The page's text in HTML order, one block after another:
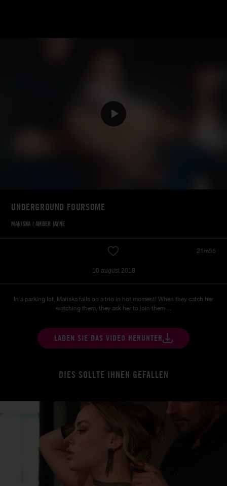
UNDERGROUND FOURSOME
MARISKA |AMBER JAYNE
21m55
10 august 2018
In a parking lot, Mariska falls on a trio in hot moment! When they catch her
watching them, they ask her to join them ...
LADEN SIE DAS VIDEO HERUNTER
DIES SOLLTE IHNEN GEFALLEN